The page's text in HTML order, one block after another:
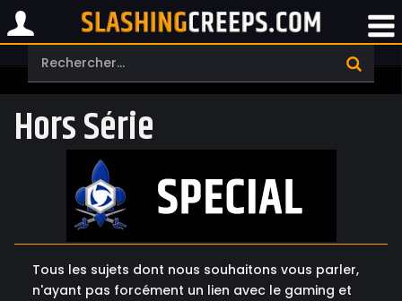
Hors Série
Tous les sujets dont nous souhaitons vous parler,
n'ayant pas forcément un lien avec le gaming et